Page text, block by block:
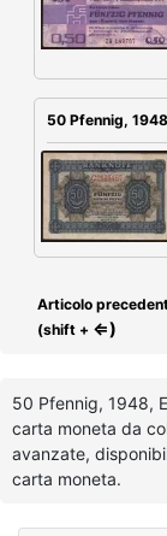
50 Pfennig, 1948
Articolo
(shift + ⇐)
50 Pfennig, 1948,
carta moneta da
avanzate,
carta moneta.